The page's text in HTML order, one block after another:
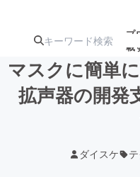
プ
載
注目の
マスクに簡単
拡声器の開発
ダイスケ